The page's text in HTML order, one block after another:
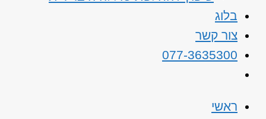
בלוג
צור קשר
077-3635300
ראשי